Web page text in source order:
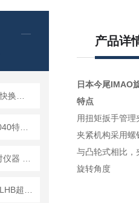
产品详
日本今尾IMAO
特点
用扭矩扳手管
夹紧机构采用螺
与凸轮式相比，
旋转角度